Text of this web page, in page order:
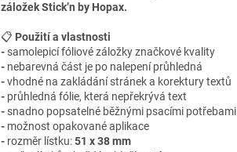
záložek Stick’n by Hopax.
📋 Použití a vlastnosti
- samolepicí fóliové záložky značkové kvality
- nebarevná část je po nalepení průhledná
-vhodné na zakládání stránek a korektury textů
- průhledná fólie, která nepřekrývá text
- snadno popsatelné běžnými psacími potřebami
- možnost opakované aplikace
- rozměr lístku:51 x 38 mm